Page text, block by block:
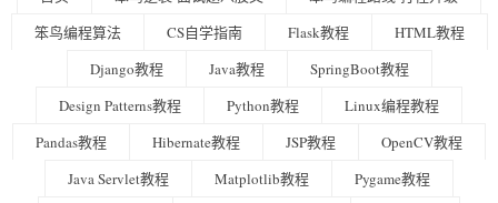
笨鸟编程算法
CS自学指南 Flask教程
HTML教程
Django教程
Java教程
SpringBoot教程
Design Patterns教程
Python教程
Linux编程教程
Pandas教程
Hibernate教程 JSP教程
OpenCV教程
Java Servlet教程
Matplotlib教程
Pygame教程